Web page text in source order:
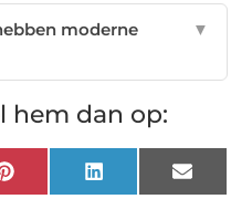
moderne
▼
hem dan op:
Pinterest LinkedIn Email